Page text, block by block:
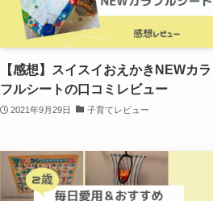
【感想】スイスイおえかきNEWカラ
フルシートの口コミレビュー
2021年9月29日 子育てレビュー